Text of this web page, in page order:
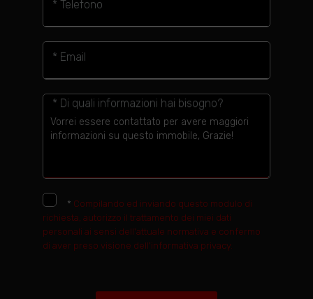
* Telefono
* Email
* Di quali informazioni hai bisogno?
* Compilando ed inviando questo modulo di
richiesta, autorizzo il trattamento dei miei dati
personali ai sensi dell'attuale normativa e confermo
di aver preso visione dell'informativa privacy.